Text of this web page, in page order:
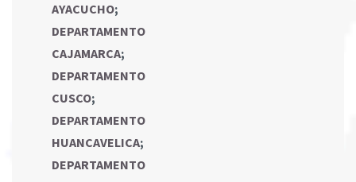
AYACUCHO;
DEPARTAMENTO
CAJAMARCA;
DEPARTAMENTO
CUSCO;
DEPARTAMENTO
HUANCAVELICA;
DEPARTAMENTO